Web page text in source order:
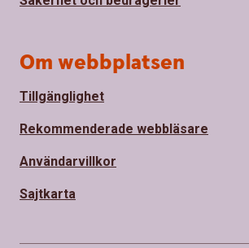
Om webbplatsen
Tillgänglighet
Rekommenderade webbläsare
Användarvillkor
Sajtkarta